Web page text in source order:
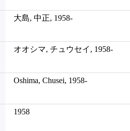
大島, 中正, 1958-
オオシマ, チュウセイ, 1958-
Oshima, Chusei, 1958-
1958